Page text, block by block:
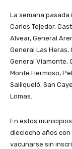
La semana
Carlos Tejedor,
Alvear, General
General Las Heras,
General Viamonte,
Monte Hermoso,
Salliqueló, San
Lomas.
En estos
dieciocho años con
vacunarse sin